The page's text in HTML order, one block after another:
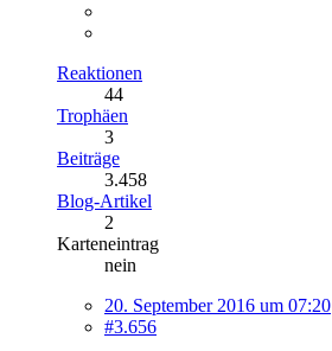
Reaktionen
44
Trophäen
3
Beiträge
3.458
Blog-Artikel
2
Karteneintrag
nein
20. September 2016 um 07:20
#3.656